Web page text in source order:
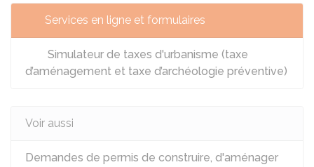
Services en ligne et formulaires
Simulateur de taxes d'urbanisme (taxe
d’aménagement et taxe d’archéologie préventive)
Voir aussi
Demandes de permis de construire, d'aménager